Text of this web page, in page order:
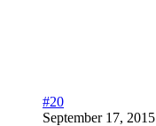
#20
September 17, 2015